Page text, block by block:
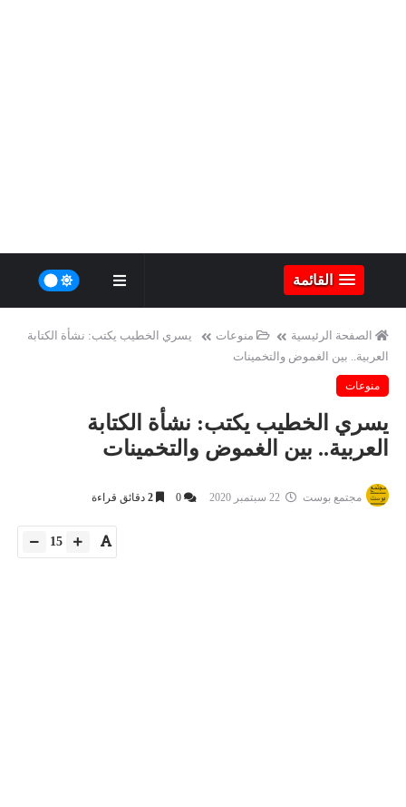
القائمة
الصفحة الرئيسية منوعات
يسري الخطيب يكتب: نشأة الكتابة
العربية.. بين الغموض والتخمينات
منوعات
يسري الخطيب يكتب: نشأة الكتابة
العربية.. بين الغموض والتخمينات
مجتمع بوست 0
2 دقائق قراءة
15